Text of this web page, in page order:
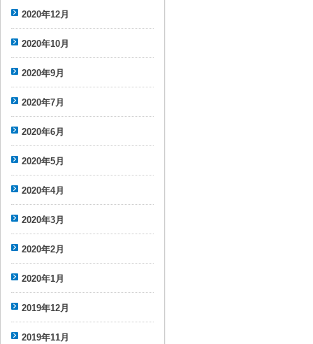
2020年12月
2020年10月
2020年9月
2020年7月
2020年6月
2020年5月
2020年4月
2020年3月
2020年2月
2020年1月
2019年12月
2019年11月